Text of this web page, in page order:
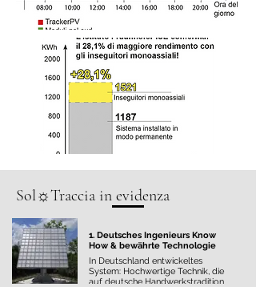
Sol☼Traccia in evidenza
1. Deutsches Ingenieurs Know
How & bewährte Technologie
In Deutschland entwickeltes
System: Hochwertige Technik, die
auf deutsche Handwerkstradition